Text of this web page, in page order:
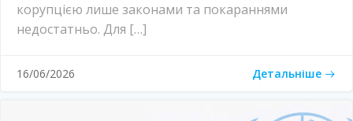
корупцією лише законами та покараннями
недостатньо. Для […]
16/06/2026 Детальніше